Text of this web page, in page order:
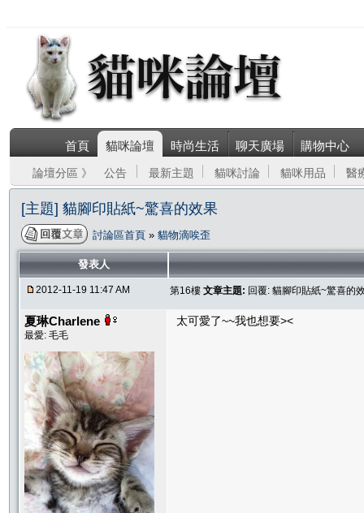
首頁 貓咪論壇 時尚生活 聊天廣場 購物中心
論壇分區 》 公告 最新主題 貓咪討論 貓咪用品 醫
[主題] 貓腳印貼紙~驚喜的效果
討論區首頁 » 貓物滴唉歪
發表人
2012-11-19 11:47 AM 第16樓 文章主題: 回覆: 貓腳印貼紙~驚喜的
夏琳Charlene
最愛: 毛毛
太可愛了~~我也想要><